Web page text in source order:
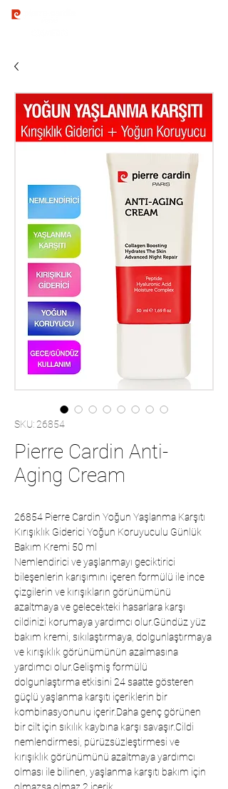
SKU: 26854
Pierre Cardin Anti-
Aging Cream
26854 Pierre Cardin Yoğun Yaşlanma Karşıtı
Kırışıklık Giderici Yoğun Koruyuculu Günlük
Bakım Kremi 50 ml
Nemlendirici ve yaşlanmayı geciktirici
bileşenlerin karışımını içeren formülü ile ince
çizgilerin ve kırışıkların görünümünü
azaltmaya ve gelecekteki hasarlara karşı
cildinizi korumaya yardımcı olur.Gündüz yüz
bakım kremi, sıkılaştırmaya, dolgunlaştırmaya
ve kırışıklık görünümünün azalmasına
yardımcı olur.Gelişmiş formülü
dolgunlaştırma etkisini 24 saatte gösteren
güçlü yaşlanma karşıtı içeriklerin bir
kombinasyonunu içerir.Daha genç görünen
bir cilt için sıkılık kaybına karşı savaşır.Cildi
nemlendirmesi, pürüzsüzleştirmesi ve
kırışıklık görünümünü azaltmaya yardımcı
olması ile bilinen, yaşlanma karşıtı bakım için